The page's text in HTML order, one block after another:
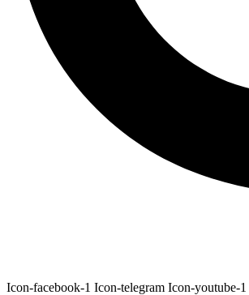
Icon-facebook-1 Icon-telegram Icon-youtube-1